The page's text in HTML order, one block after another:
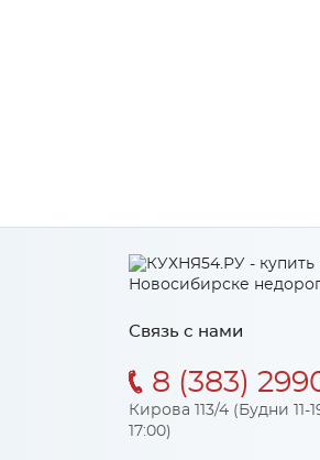
Связь с нами
8 (383)
Кирова 113/4 (Будни 11-
17:00)